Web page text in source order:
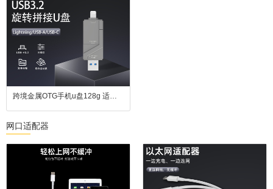
跨境金属OTG手机u盘128g 适用苹果安卓电脑type-c3.0USB3.0高速U盘
网口适配器